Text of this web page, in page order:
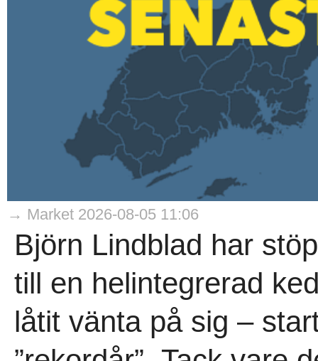
→ Market 2026-08-05 11:06
Björn Lindblad har
till en helintegrerad
låtit vänta på sig –